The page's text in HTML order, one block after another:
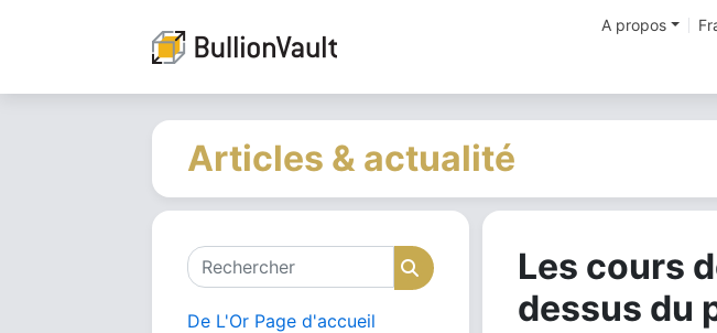
A propos
Articles & actualité
Rechercher Rechercher
De L'Or Page d'accueil
Les cours
dessus du